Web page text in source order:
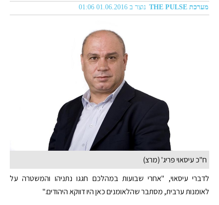
מערכת THE PULSE נוצר ב 01.06.2016 01:06
ח"כ עיסאוי פריג' (מרצ)
לדברי עיסאוי, "אחרי שבועות במהלכם חגגו נתניהו והמשטרה על
לאומנות ערבית, מסתבר שהלאומנים כאן היו דווקא היהודים."